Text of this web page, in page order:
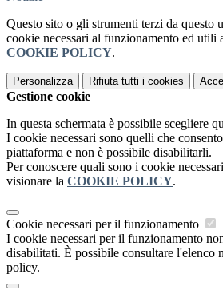
Questo sito o gli strumenti terzi da questo
cookie necessari al funzionamento ed utili
COOKIE POLICY.
Personalizza Rifiuta tutti i cookies
Gestione cookie
In questa schermata è possibile scegliere
I cookie necessari sono quelli che
piattaforma e non è possibile disabilitarli.
Per conoscere quali sono i cookie
visionare la COOKIE POLICY.
Cookie necessari per il funzionamento
I cookie necessari per il funzionamento
disabilitati. È possibile consultare l'elenco
policy.